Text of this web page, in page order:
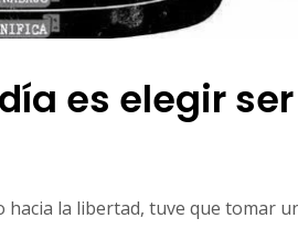
es elegir
hacia la libertad, tuve que tomar